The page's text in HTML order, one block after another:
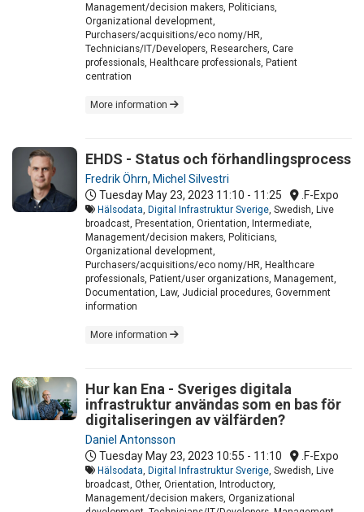
Management/decision makers, Politicians,
Organizational development,
Purchasers/acquisitions/eco nomy/HR,
Technicians/IT/Developers, Researchers, Care
professionals, Healthcare professionals, Patient
centration
More information
EHDS - Status och förhandlingsprocess
Fredrik Öhrn, Michel Silvestri
Tuesday May 23, 2023 11:10 - 11:25 .F-Expo
Hälsodata Digital Infrastruktur Sverige , Swedish, Live
broadcast, Presentation, Orientation, Intermediate,
Management/decision makers, Politicians,
Organizational development,
Purchasers/acquisitions/eco nomy/HR, Healthcare
professionals, Patient/user organizations, Management,
Documentation, Law, Judicial procedures, Government
information
More information
Hur kan Ena - Sveriges digitala
infrastruktur användas som en bas för
digitaliseringen av välfärden?
Daniel Antonsson
Tuesday May 23, 2023 10:55 - 11:10 .F-Expo
Hälsodata Digital Infrastruktur Sverige , Swedish, Live
broadcast, Other, Orientation, Introductory,
Management/decision makers, Organizational